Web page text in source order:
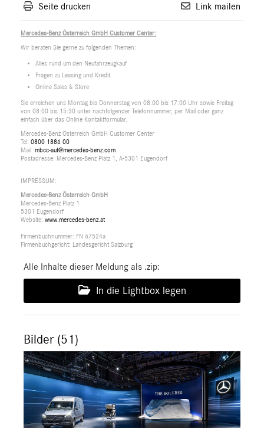
Seite drucken Link mailen
Mercedes-Benz Österreich GmbH Customer Center:
Wir beraten Sie gerne zu folgenden Themen:
Alles rund um den Neufahrzeugkauf
Fragen zu Leasing und Kredit
Online Sales & Store
Sie erreichen uns Montag bis Donnerstag von 08:00 bis 17:00 Uhr sowie Freitag
von 08:00 bis 15:30 unter nachfolgender Telefonnummer, per Mail oder ganz
einfach über das Online Kontaktformular.
Mercedes-Benz Österreich GmbH Customer Center
Tel: 0800 1886 00
Mail: mbcc-aut@mercedes-benz.com
Postadresse: Mercedes-Benz Platz 1, A-5301 Eugendorf
IMPRESSUM:
Mercedes-Benz Österreich GmbH
Mercedes-Benz Platz 1
5301 Eugendorf
Website: www.mercedes-benz.at
Firmenbuchnummer: FN 67524a
Firmenbuchgericht: Landesgericht Salzburg
Alle Inhalte dieser Meldung als .zip:
In die Lightbox legen
Bilder (51)